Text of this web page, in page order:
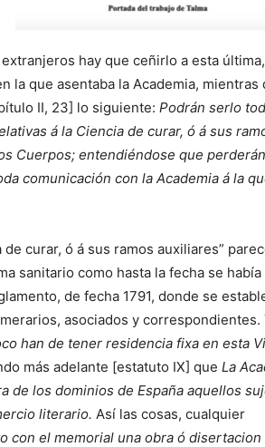
hay que ceñirlo a esta
la que asentaba la Academia, mientras
II, 23] lo siguiente: Podrán serlo
á la Ciencia de curar, ó á sus
Cuerpos; entendiéndose que
comunicación con la Academia á la
curar, ó á sus ramos auxiliares”
sanitario como hasta la fecha se había
de fecha 1791, donde se
asociados y correspondientes.
han de tener residencia fixa en esta
más adelante [estatuto IX] que La
de los dominios de España aquellos
literario. Así las cosas, cualquier
con el memorial una obra ó disertacion